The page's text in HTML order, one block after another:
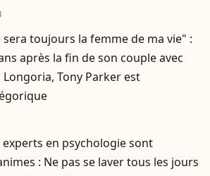
sera toujours la femme de ma vie" :
après la fin de son couple avec
Longoria, Tony Parker est
experts en psychologie sont
: Ne pas se laver tous les jours